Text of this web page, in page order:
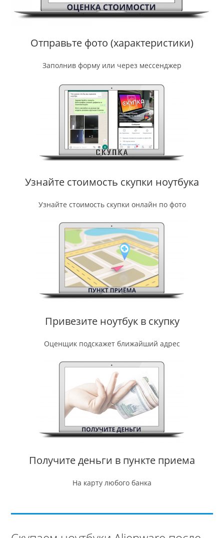
Отправьте фото (характеристики)
Заполнив форму или через мессенджер
Узнайте стоимость скупки ноутбука
Узнайте стоимость скупки онлайн по фото
Привезите ноутбук в скупку
Оценщик подскажет ближайший адрес
Получите деньги в пункте приема
На карту любого банка